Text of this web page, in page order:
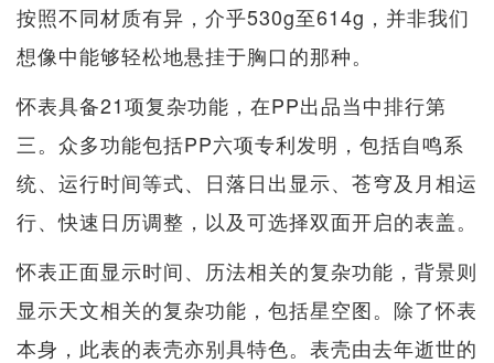
按照不同材质有异，介乎530g至614g，并非我们
想像中能够轻松地悬挂于胸口的那种。
怀表具备21项复杂功能，在PP出品当中排行第
三。众多功能包括PP六项专利发明，包括自鸣系
统、运行时间等式、日落日出显示、苍穹及月相运
行、快速日历调整，以及可选择双面开启的表盖。
怀表正面显示时间、历法相关的复杂功能，背景则
显示天文相关的复杂功能，包括星空图。除了怀表
本身，此表的表壳亦别具特色。表壳由去年逝世的